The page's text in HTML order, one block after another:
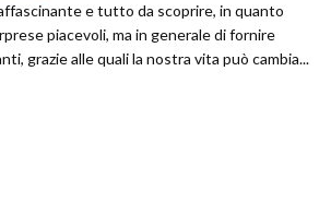
e tutto da scoprire, in quanto
piacevoli, ma in generale di fornire
grazie alle quali la nostra vita può cambia...